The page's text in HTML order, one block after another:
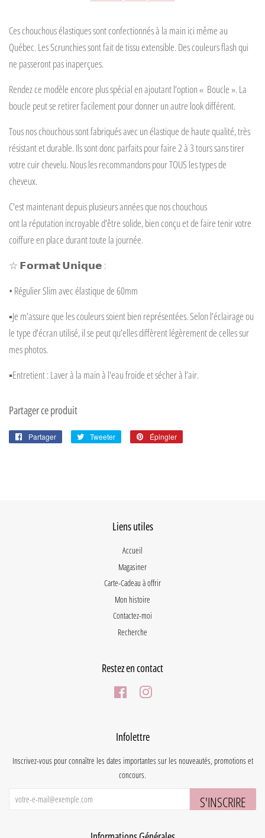
Ces chouchous élastiques sont confectionnés à la main ici même au
Québec. Les Scrunchies sont fait de tissu extensible. Des couleurs flash qui
ne passeront pas inaperçues.
Rendez ce modèle encore plus spécial en ajoutant l’option « Boucle ». La
boucle peut se retirer facilement pour donner un autre look différent.
Tous nos chouchous sont fabriqués avec un élastique de haute qualité, très
résistant et durable. Ils sont donc parfaits pour faire 2 à 3 tours sans tirer
votre cuir chevelu. Nous les recommandons pour TOUS les types de
cheveux.
C'est maintenant depuis plusieurs années que nos chouchous
ont la réputation incroyable d'être solide, bien conçu et de faire tenir votre
coiffure en place durant toute la journée.
☆ 𝗙𝗼𝗿𝗺𝗮𝘁𝗨𝗻𝗶𝗾𝘂𝗲 :
• Régulier Slim avec élastique de 60mm
▪️Je m’assure que les couleurs soient bien représentées. Selon l’éclairage ou
le type d’écran utilisé, il se peut qu’elles diffèrent légèrement de celles sur
mes photos.
▪️Entretient : Laver à la main à l'eau froide et sécher à l’air.
Partager ce produit
Partager
Partager Tweeter
Tweeter
Épingler
Liens utiles
Accueil
Magasiner
Carte-Cadeau à offrir
Mon histoire
Contactez-moi
Recherche
Restez en contact
FacebookInstagram
Infolettre
Inscrivez-vous pour connaître les dates importantes sur les nouveautés, promotions et
concours.
S'INSCRIRE